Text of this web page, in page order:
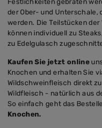
Festlichkeiten gebraten
der Ober- und Unterschale,
werden. Die Teilstücken
können individuell zu
zu Edelgulasch
Kaufen Sie jetzt online
Knochen und erhalten Sie
Wildschweinfleisch direkt
Wildfleisch - natürlich aus
So einfach geht das
Knochen.